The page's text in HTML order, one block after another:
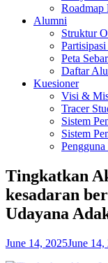
Roadmap
Alumni
Struktur
Peta
Daftar
Kuesioner
Visi &
Tracer
Sistem
Sistem
Tingkatkan
kesadaran
Udayana
June 14, 2025June 14,